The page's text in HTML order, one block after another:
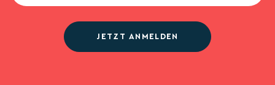
JETZT ANMELDEN